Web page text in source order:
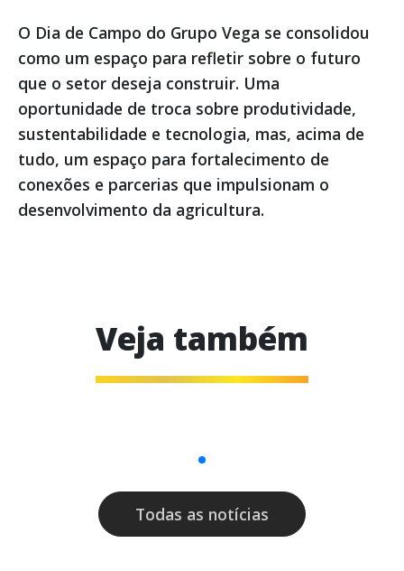
O Dia de Campo do Grupo Vega se consolidou
como um espaço para refletir sobre o futuro
que o setor deseja construir. Uma
oportunidade de troca sobre produtividade,
sustentabilidade e tecnologia, mas, acima de
tudo, um espaço para fortalecimento de
conexões e parcerias que impulsionam o
desenvolvimento da agricultura.
Veja também
Todas as notícias